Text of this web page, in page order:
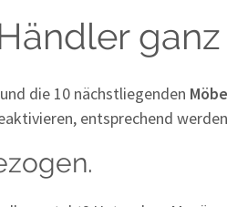
die 10 nächstliegenden
entsprechend